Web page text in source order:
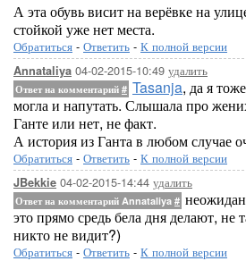
А эта обувь висит на верёвке на
стойкой уже нет места.
Обратиться - Ответить - К полной версии
Annataliya 04-02-2015-10:49 удалить
Ответ на комментарий # Tasanja, да я
могла и напутать. Слышала про
Ганте или нет, не факт.
А история из Ганта в любом случае
Обратиться - Ответить - К полной версии
JBekkie 04-02-2015-14:44 удалить
Ответ на комментарий Annataliya #
это прямо средь бела дня делают, не
никто не видит?)
Обратиться - Ответить - К полной версии